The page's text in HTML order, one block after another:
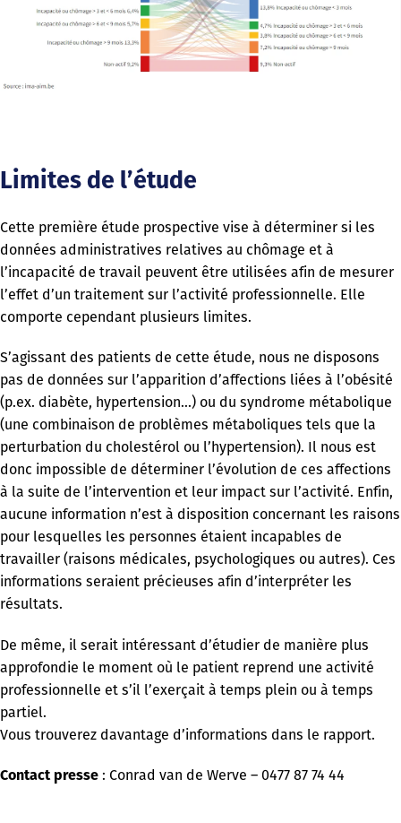
Limites de l’étude
Cette première étude prospective vise à déterminer si les
données administratives relatives au chômage et à
l’incapacité de travail peuvent être utilisées afin de mesurer
l’effet d’un traitement sur l’activité professionnelle. Elle
comporte cependant plusieurs limites.
S’agissant des patients de cette étude, nous ne disposons
pas de données sur l’apparition d’affections liées à l’obésité
(p.ex. diabète, hypertension…) ou du syndrome métabolique
(une combinaison de problèmes métaboliques tels que la
perturbation du cholestérol ou l’hypertension). Il nous est
donc impossible de déterminer l’évolution de ces affections
à la suite de l’intervention et leur impact sur l’activité. Enfin,
aucune information n’est à disposition concernant les raisons
pour lesquelles les personnes étaient incapables de
travailler (raisons médicales, psychologiques ou autres). Ces
informations seraient précieuses afin d’interpréter les
résultats.
De même, il serait intéressant d’étudier de manière plus
approfondie le moment où le patient reprend une activité
professionnelle et s’il l’exerçait à temps plein ou à temps
partiel.
Vous trouverez davantage d’informations dans le rapport.
Contact presse : Conrad van de Werve – 0477 87 74 44